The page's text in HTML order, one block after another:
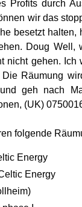
Profits durch
wir das
besetzt
Doug
nicht gehen.
Räumung
geh nach
(UK)
folgende
Energy
Energy